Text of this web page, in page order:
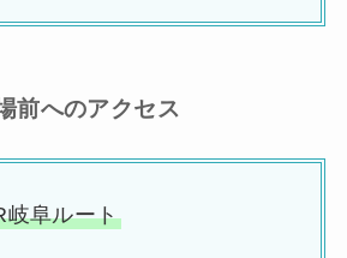
前へのアクセス
阜ルート